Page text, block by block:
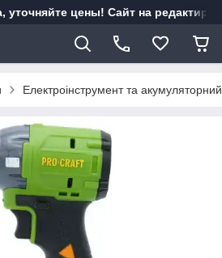
уточняйте цены! Сайт на
Електроінструмент та